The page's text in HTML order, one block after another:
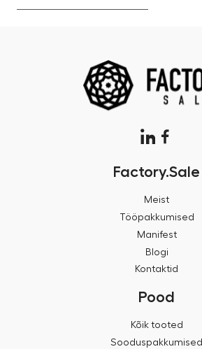
Factory.Sale
Meist
Tööpakkumised
Manifest
Blogi
Kontaktid
Pood
Kõik tooted
Sooduspakkumised